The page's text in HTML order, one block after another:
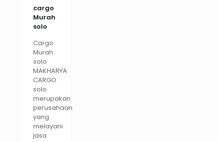
cargo
Murah
solo
Cargo
Murah
solo
MAKHARYA
CARGO
solo
merupakan
perusahaan
yang
melayani
jasa